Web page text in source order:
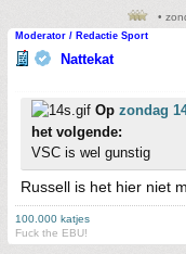
•
Moderator / Redactie Sport
Nattekat
Op zondag
het volgende:
VSC is wel gunstig
Russell is het hier niet
100.000 katjes
Fuck the EBU!